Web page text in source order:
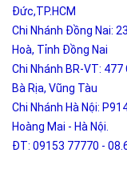
Đức,TP.HCM
Chi Nhánh Đồng Nai:
Hoà, Tỉnh Đồng Nai
Chi Nhánh BR-VT:
Bà Rịa, Vũng Tàu
Chi Nhánh Hà Nội:
Hoàng Mai - Hà Nội.
ĐT: 09153 77770 -